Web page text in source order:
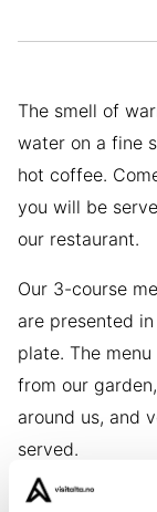
The smell of
water on a fine
hot coffee.
you will be
our restaurant.
Our 3-course
are presented
plate. The
from our
around us, and
served.